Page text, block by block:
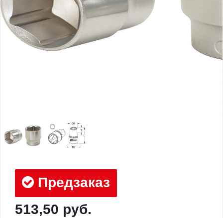
Предзаказ
513,50 руб.